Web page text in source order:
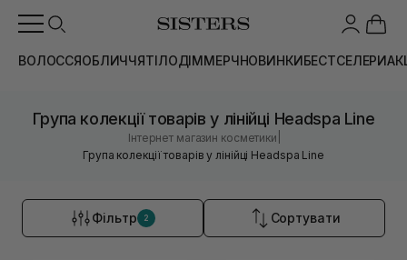
ВОЛОССЯОБЛИЧЧЯТІЛОДІММЕРЧНОВИНКИБЕСТСЕЛЕРИ
Група колекції товарів у лінійці Headspa Line
Інтернет магазин косметики
Група колекції товарів у лінійці Headspa Line
Фільтр 2 Сортувати